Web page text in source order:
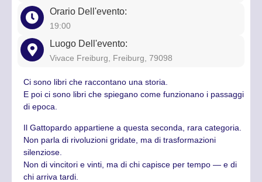
Orario Dell'evento:
19:00
Luogo Dell'evento:
Vivace Freiburg, Freiburg, 79098
Ci sono libri che raccontano una storia.
E poi ci sono libri che spiegano come funzionano i passaggi
di epoca.
Il Gattopardo appartiene a questa seconda, rara categoria.
Non parla di rivoluzioni gridate, ma di trasformazioni
silenziose.
Non di vincitori e vinti, ma di chi capisce per tempo — e di
chi arriva tardi.